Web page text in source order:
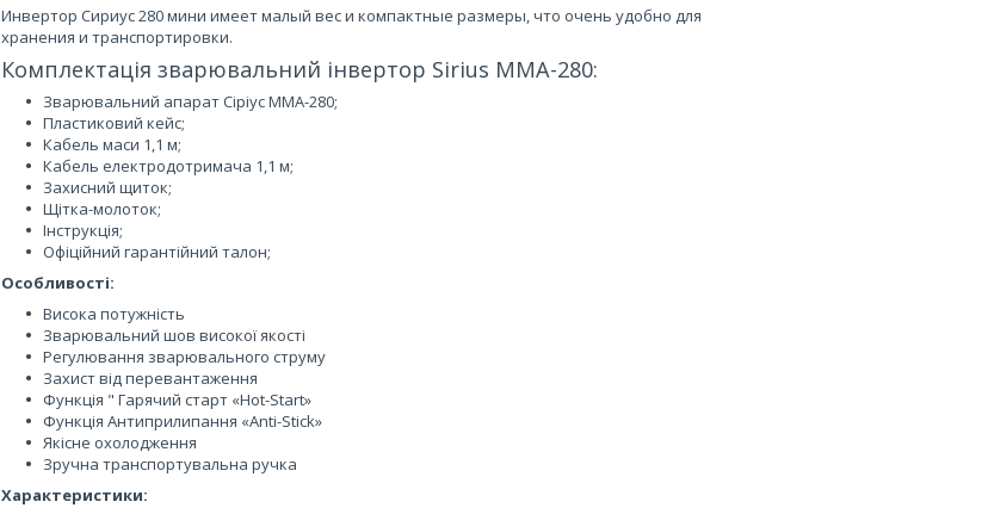
Инвертор Сириус 280 мини имеет малый вес и компактные размеры, что очень удобно для
хранения и транспортировки.
Комплектація зварювальний інвертор Sirius MMA-280:
Зварювальний апарат Сіріус ММА-280;
Пластиковий кейс;
Кабель маси 1,1 м;
Кабель електродотримача 1,1 м;
Захисний щиток;
Щітка-молоток;
Інструкція;
Офіційний гарантійний талон;
Особливості:
Висока потужність
Зварювальний шов високої якості
Регулювання зварювального струму
Захист від перевантаження
Функція " Гарячий старт «Hot-Start»
Функція Антиприлипання «Anti-Stick»
Якісне охолодження
Зручна транспортувальна ручка
Характеристики: